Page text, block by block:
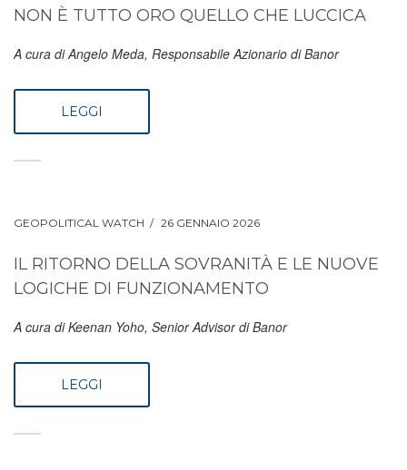
NON È TUTTO ORO QUELLO CHE LUCCICA
A cura di Angelo Meda, Responsabile Azionario di Banor
LEGGI
GEOPOLITICAL WATCH 26 GENNAIO 2026
IL RITORNO DELLA SOVRANITÀ E LE NUOVE
LOGICHE DI FUNZIONAMENTO
A cura di Keenan Yoho, Senior Advisor di Banor
LEGGI